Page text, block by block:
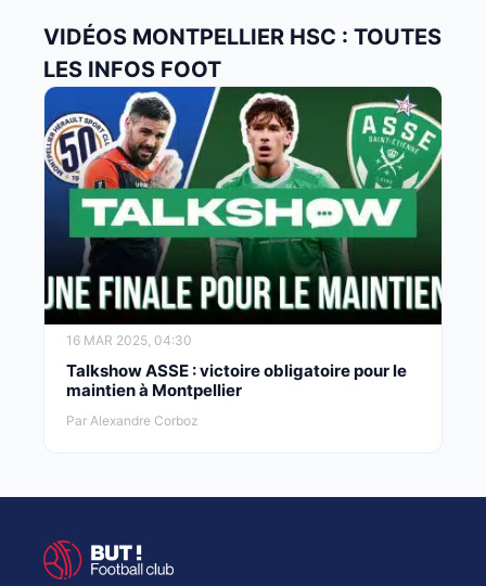
VIDÉOS MONTPELLIER HSC : TOUTES
LES INFOS FOOT
16 MAR 2025, 04:30
Talkshow ASSE : victoire obligatoire pour le
maintien à Montpellier
Par Alexandre Corboz